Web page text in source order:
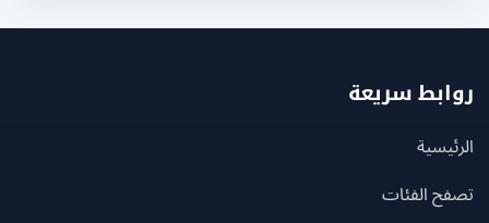
سريعة
الفئات